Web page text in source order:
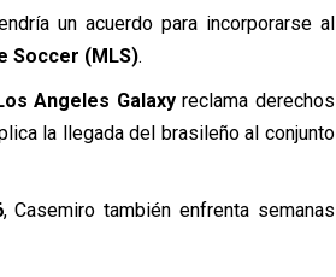
un acuerdo para incorporarse al
Soccer (MLS).
Angeles Galaxyreclama derechos
la llegada del brasileño al conjunto
, Casemiro también enfrenta semanas